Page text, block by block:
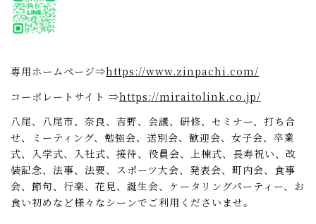
専用ホームページ⇒https://www.zinpachi.com/
コーポレートサイト ⇒https://miraitolink.co.jp/
八尾、八尾市、奈良、吉野、会議、研修、セミナー、打ち合
せ、ミーティング、勉強会、送別会、歓迎会、女子会、卒業
式、入学式、入社式、接待、役員会、上棟式、長寿祝い、改
装記念、法事、法要、スポーツ大会、発表会、町内会、食事
会、節句、行楽、花見、誕生会、ケータリングパーティー、お
食い初めなど様々なシーンでご利用くださいませ。